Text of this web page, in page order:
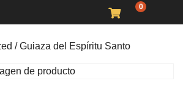
0
/ Guiaza del Espíritu Santo